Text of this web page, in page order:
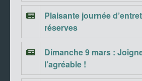
Plaisante journée
réserves
Dimanche 9 mars :
l’agréable !